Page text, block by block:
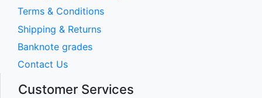
Terms & Conditions
Shipping & Returns
Banknote grades
Contact Us
Customer Services